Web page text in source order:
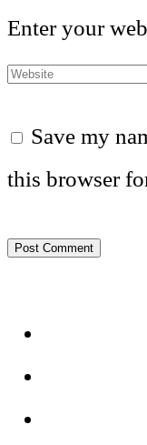
Enter your
Save my
this browser